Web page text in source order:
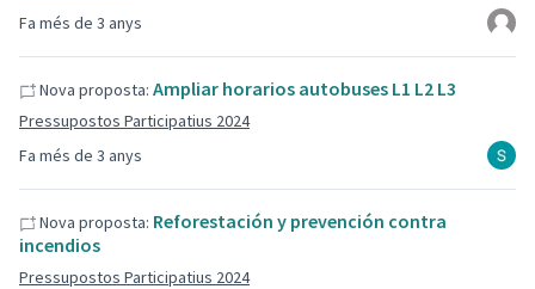
Fa més de 3 anys
Fa més de 3 anys
Nova proposta: Ampliar horarios autobuses L1 L2 L3
Pressupostos Participatius 2024
Nova proposta: Reforestación y prevención contra
incendios
Pressupostos Participatius 2024